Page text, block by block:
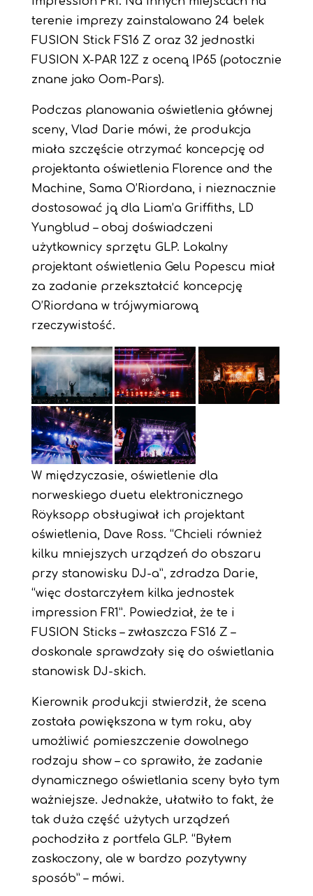
terenie imprezy zainstalowano 24 belek
FUSION Stick FS16 Z oraz 32 jednostki
FUSION X-PAR 12Z z oceną IP65 (potocznie
znane jako Oom-Pars).
Podczas planowania oświetlenia głównej
sceny, Vlad Darie mówi, że produkcja
miała szczęście otrzymać koncepcję od
projektanta oświetlenia Florence and the
Machine, Sama O’Riordana, i nieznacznie
dostosować ją dla Liam’a Griffiths, LD
Yungblud – obaj doświadczeni
użytkownicy sprzętu GLP. Lokalny
projektant oświetlenia Gelu Popescu miał
za zadanie przekształcić koncepcję
O’Riordana w trójwymiarową
rzeczywistość.
W międzyczasie, oświetlenie dla
norweskiego duetu elektronicznego
Röyksopp obsługiwał ich projektant
oświetlenia, Dave Ross. “Chcieli również
kilku mniejszych urządzeń do obszaru
przy stanowisku DJ-a”, zdradza Darie,
“więc dostarczyłem kilka jednostek
impression FR1”. Powiedział, że te i
FUSION Sticks – zwłaszcza FS16 Z –
doskonale sprawdzały się do oświetlania
stanowisk DJ-skich.
Kierownik produkcji stwierdził, że scena
została powiększona w tym roku, aby
umożliwić pomieszczenie dowolnego
rodzaju show – co sprawiło, że zadanie
dynamicznego oświetlania sceny było tym
ważniejsze. Jednakże, ułatwiło to fakt, że
tak duża część użytych urządzeń
pochodziła z portfela GLP. “Byłem
zaskoczony, ale w bardzo pozytywny
sposób” – mówi.